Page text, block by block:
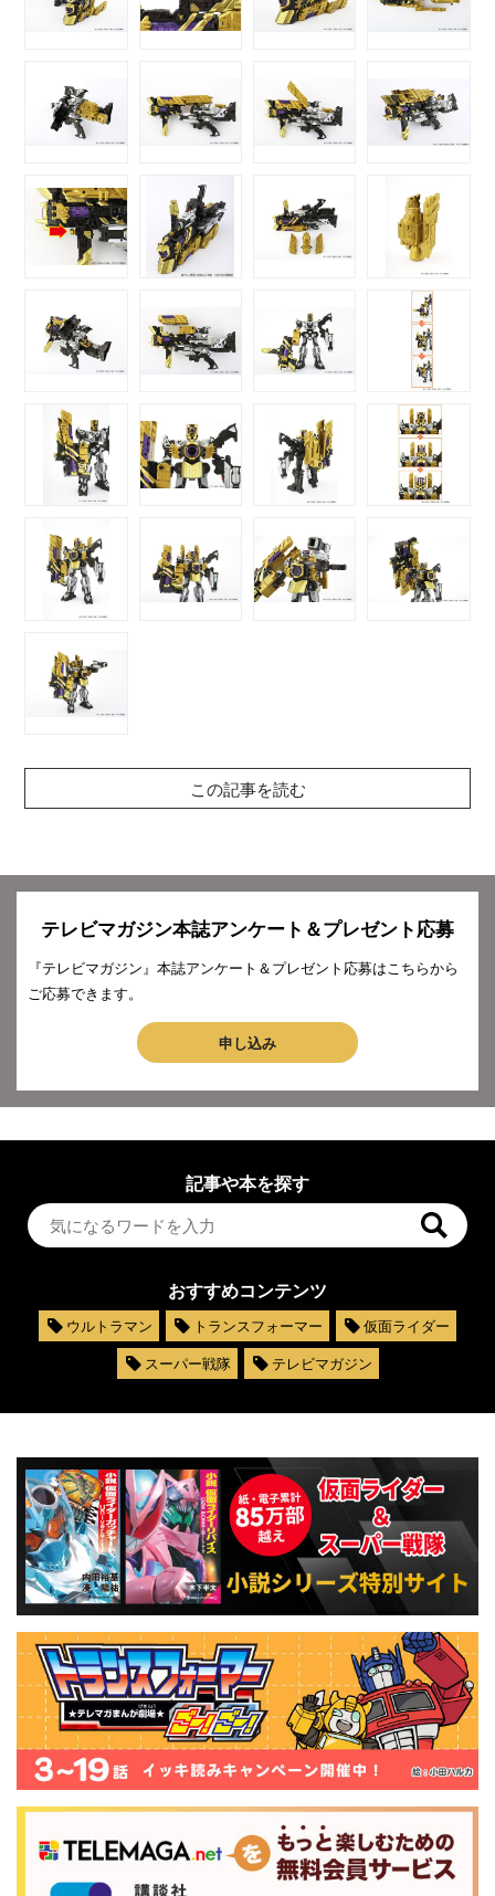
この記事を読む
テレビマガジン本誌アンケート＆プレゼント応募
『テレビマガジン』本誌アンケート＆プレゼント応募はこちらから
ご応募できます。
申し込み
記事や本を探す
おすすめコンテンツ
ウルトラマン トランスフォーマー
仮面ライダー
スーパー戦隊
テレビマガジン